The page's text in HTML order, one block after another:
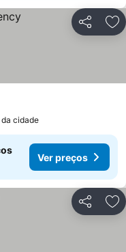
Partilhar
da cidade
Ver preços
Partilhar